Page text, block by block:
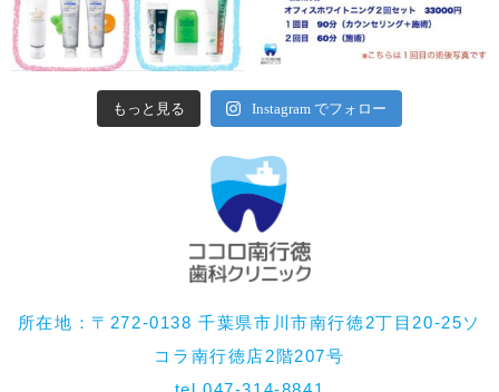
もっと見る Instagram でフォロー
所在地：〒272-0138 千葉県市川市南行徳2丁目20-25ソ
コラ南行徳店2階207号